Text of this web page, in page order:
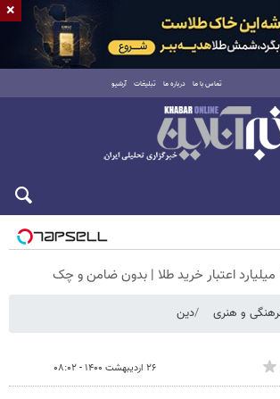
تماس با ما درباره ما تبلیغات آرشیو
شنبه ۱۷ مرداد ۱۴۰۵
و هنری دین
۲۶ اردیبهشت ۱۴۰۰ - ۰۸:۰۲
×